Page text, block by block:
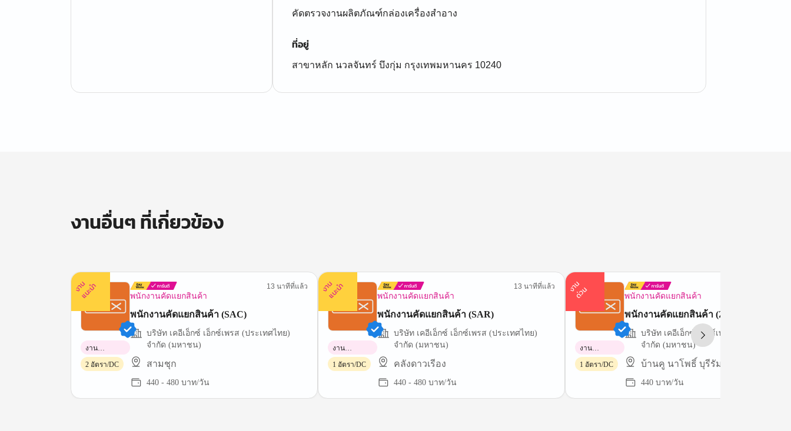
คัดตรวจงานผลิตภัณฑ์กล่องเครื่องสำอาง
ที่อยู่
สาขาหลัก นวลจันทร์ บึงกุ่ม กรุงเทพมหานคร 10240
งานอื่นๆ ที่เกี่ยวข้อง
ง
า
น
แ
น
ะ
นำ พนักงานคัดแยกสินค้า
13 นาทีที่แล้ว
พนักงานคัดแยกสินค้า (SAC)
บริษัท เคอีเอ็กซ์ เอ็กซ์เพรส (ประเทศไทย)
จำกัด (มหาชน)
สามชุก
440 - 480 บาท/วัน
งาน
พาร์ทไทม์
2 อัตรา/DC
ง
า
น
แ
น
ะ
นำ พนักงานคัดแยกสินค้า
13 นาทีที่แล้ว
พนักงานคัดแยกสินค้า (SAR)
บริษัท เคอีเอ็กซ์ เอ็กซ์เพรส (ประเทศไทย)
จำกัด (มหาชน)
คลังดาวเรีอง
440 - 480 บาท/วัน
งาน
พาร์ทไทม์
1 อัตรา/DC
ง
า
น
ด่
ว
น พนักงานคัดแยกสินค้า
พนักงานคัดแยกสินค้า (ZPUT)
บริษัท เคอีเอ็กซ์ เอ็กซ์เพรส (ประเทศไทย)
จำกัด (มหาชน)
บ้านคู นาโพธิ์ บุรีรัมย์
440 บาท/วัน
งาน
พาร์ทไทม์
1 อัตรา/DC